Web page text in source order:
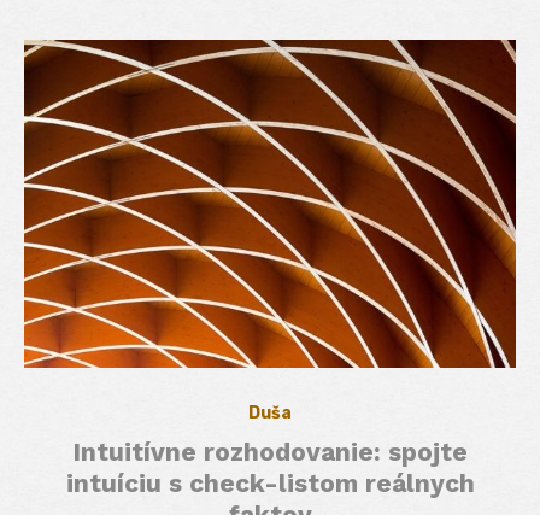
Duša
Intuitívne rozhodovanie: spojte
intuíciu s check-listom reálnych